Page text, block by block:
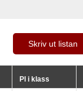
Skriv ut listan
Pl i klass